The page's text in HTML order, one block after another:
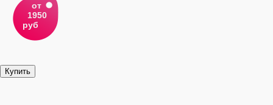
от
1950
руб